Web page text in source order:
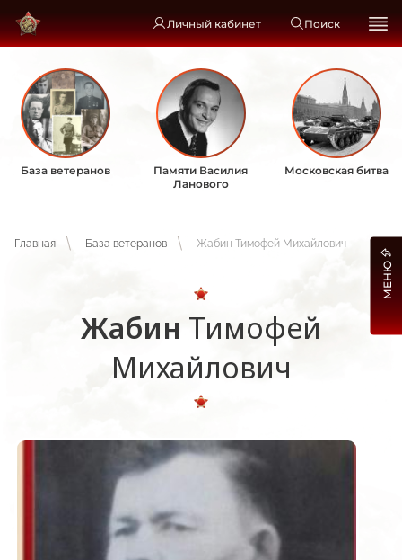
Личный кабинет Поиск
База ветеранов
Памяти Василия
Ланового
Московская битва
Главная База ветеранов Жабин Тимофей Михайлович
Жабин Тимофей
Михайлович
МЕНЮ